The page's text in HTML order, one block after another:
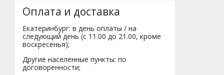
Оплата и доставка
Екатеринбург: в день оплаты / на
следующий день (с 11.00 до 21.00, кроме
воскресенья);
Другие населенные пункты: по
договоренности;